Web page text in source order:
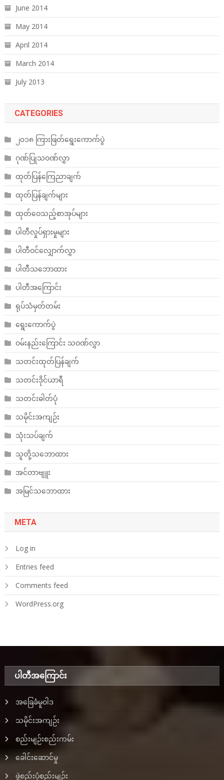
June 2014
May 2014
April 2014
March 2014
July 2013
CATEGORIES
၂၀၁၈ ကြားဖြတ်ရွေးကောက်ပွဲ
ဂုဏ်ပြုသဝဏ်လွှာ
ထုတ်ပြန်ကြေညာချက်
ထုတ်ပြန်ချက်များ
ထုတ်ဝေသည့်စာအုပ်များ
ပါတီလှုပ်ရှားမှုများ
ပါတီဝင်လျှောက်လွှာ
ပါတီသဘောထား
ပါတီအကြောင်း
ရုပ်သံမှတ်တမ်း
ရွေးကောက်ပွဲ
ဝမ်းနည်းကြောင်း သဝဏ်လွှာ
သတင်းထုတ်ပြန်ချက်
သတင်းဒိုင်ယာရီ
သတင်းဓါတ်ပုံ
သမိုင်းအကျဉ်း
သုံးသပ်ချက်
သူတို့သဘောထား
အင်တာဗျူး
အမြင်သဘောထား
META
Log in
Entries feed
Comments feed
WordPress.org
ပါတီအ‌ကြောင်း
အခြေခံမူဝါဒ
သမိုင်းအကျဉ်း
စည်းမျဉ်းစည်းကမ်း
ခေါင်းဆောင်မှု
ဖွဲ့စည်းပုံစည်းမျဉ်း